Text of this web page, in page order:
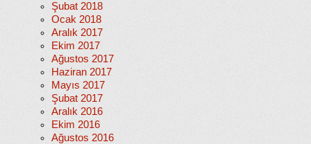
Şubat 2018
Ocak 2018
Aralık 2017
Ekim 2017
Ağustos 2017
Haziran 2017
Mayıs 2017
Şubat 2017
Aralık 2016
Ekim 2016
Ağustos 2016